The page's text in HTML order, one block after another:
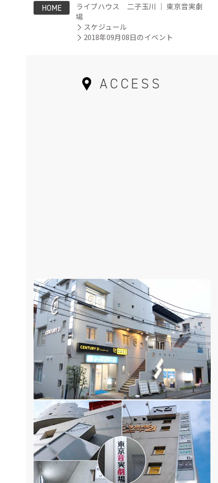
HOME
ライブハウス 二子玉川 ｜ 東京音実劇
場
スケジュール
2018年09月08日のイベント
ACCESS